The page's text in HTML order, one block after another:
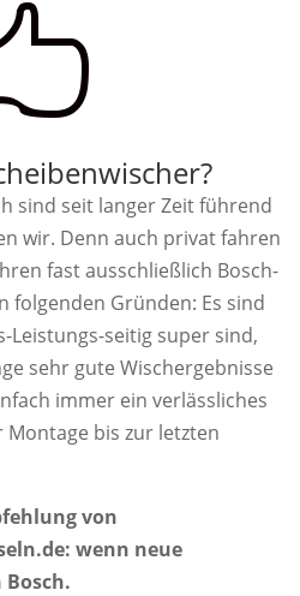
sind seit langer Zeit führend
wir. Denn auch privat fahren
fast ausschließlich Bosch-
folgenden Gründen: Es sind
Leistungs-seitig super sind,
sehr gute Wischergebnisse
immer ein verlässliches
bis zur letzten
von
wenn neue